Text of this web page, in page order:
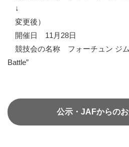
↓
変更後）
開催日 11月28日
競技会の名称 フォーチュン ジム
Battle”
公示・JAFからの